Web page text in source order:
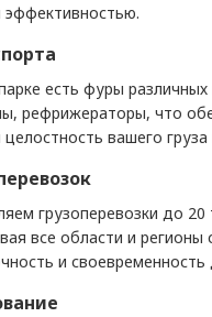
эффективностью.
есть фуры
рефрижераторы, что
вашего груза
грузоперевозки до 20
все области и регионы
и своевременность